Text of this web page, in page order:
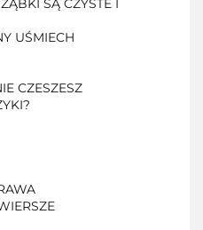
UŚMIECH
CZESZESZ